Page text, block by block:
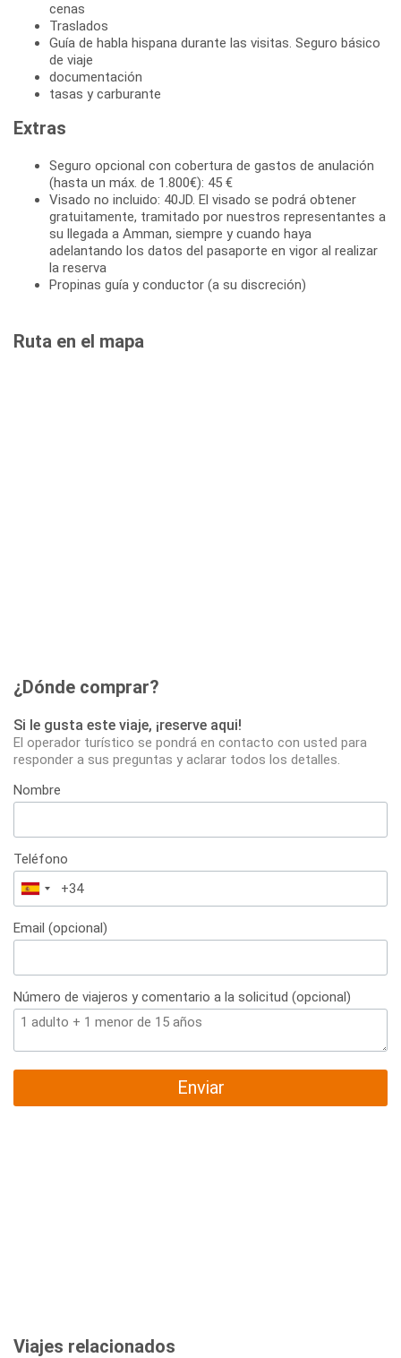
cenas
Traslados
Guía de habla hispana durante las visitas. Seguro básico
de viaje
documentación
tasas y carburante
Extras
Seguro opcional con cobertura de gastos de anulación
(hasta un máx. de 1.800€): 45 €
Visado no incluido: 40JD. El visado se podrá obtener
gratuitamente, tramitado por nuestros representantes a
su llegada a Amman, siempre y cuando haya
adelantando los datos del pasaporte en vigor al realizar
la reserva
Propinas guía y conductor (a su discreción)
Ruta en el mapa
¿Dónde comprar?
Si le gusta este viaje, ¡reserve aqui!
El operador turístico se pondrá en contacto con usted para
responder a sus preguntas y aclarar todos los detalles.
Nombre
Teléfono
España
+34
Email (opcional)
Número de viajeros y comentario a la solicitud (opcional)
Enviar
Viajes relacionados